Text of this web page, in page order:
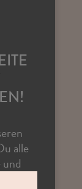
alle